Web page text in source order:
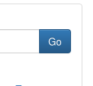
Go